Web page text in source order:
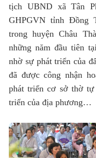
tịch UBND xã Tân
GHPGVN tỉnh Đồng
trong huyện Châu
những năm đầu tiên
nhờ sự phát triển của
đã được công nhận
phát triển cơ sở thờ tự
triển của địa phương…